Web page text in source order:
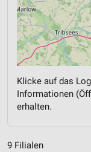
Klicke auf das
Informationen
erhalten.
9 Filialen